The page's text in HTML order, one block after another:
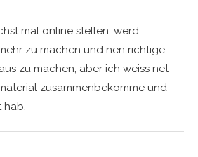
mal online stellen, werd
zu machen und nen richtige
zu machen, aber ich weiss net
zusammenbekomme und
hab.